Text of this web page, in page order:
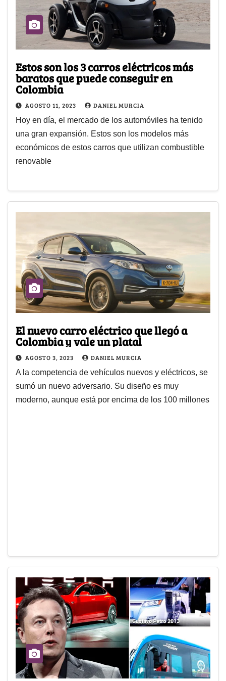
Estos son los 3 carros eléctricos más
baratos que puede conseguir en
Colombia
AGOSTO 11, 2023 DANIEL MURCIA
Hoy en día, el mercado de los automóviles ha tenido
una gran expansión. Estos son los modelos más
económicos de estos carros que utilizan combustible
renovable
El nuevo carro eléctrico que llegó a
Colombia y vale un platal
AGOSTO 3, 2023 DANIEL MURCIA
A la competencia de vehículos nuevos y eléctricos, se
sumó un nuevo adversario. Su diseño es muy
moderno, aunque está por encima de los 100 millones